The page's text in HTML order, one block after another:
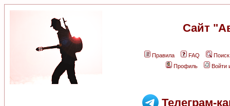
Сайт
Правила FAQ
Поиск
Профиль
Войти
Телеграм-